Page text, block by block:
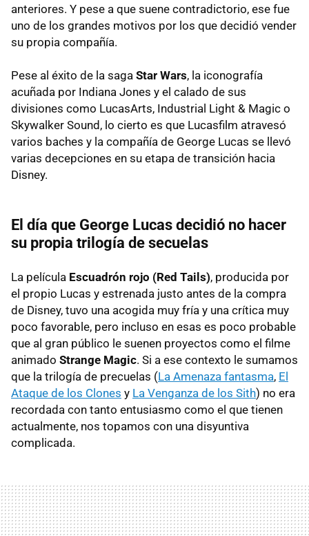
anteriores. Y pese a que suene contradictorio, ese fue
uno de los grandes motivos por los que decidió vender
su propia compañía.
Pese al éxito de la saga Star Wars, la iconografía
acuñada por Indiana Jones y el calado de sus
divisiones como LucasArts, Industrial Light & Magic o
Skywalker Sound, lo cierto es que Lucasfilm atravesó
varios baches y la compañía de George Lucas se llevó
varias decepciones en su etapa de transición hacia
Disney.
El día que George Lucas decidió no hacer
su propia trilogía de secuelas
La película Escuadrón rojo (Red Tails), producida por
el propio Lucas y estrenada justo antes de la compra
de Disney, tuvo una acogida muy fría y una crítica muy
poco favorable, pero incluso en esas es poco probable
que al gran público le suenen proyectos como el filme
animado Strange Magic. Si a ese contexto le sumamos
que la trilogía de precuelas (La Amenaza fantasma, El
Ataque de los Clones y La Venganza de los Sith) no era
recordada con tanto entusiasmo como el que tienen
actualmente, nos topamos con una disyuntiva
complicada.